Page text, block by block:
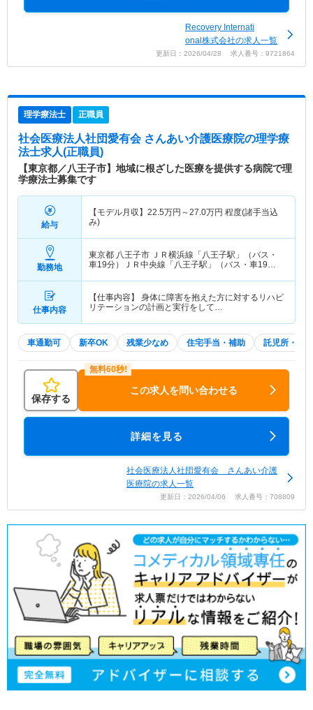
Recovery Internati
onal株式会社の求人一覧
更新日：2026/04/28 求人番号：9721864
理学療法士 正職員
社会医療法人社団愛有会 さんあい介護医療院の理学療
法士求人(正職員)
【東京都／八王子市】地域に根ざした医療を提供する病院で理
学療法士募集です
給与
【モデル月収】 22.5万円～27.0万円 程度(諸手当込
み)
勤務地
東京都 八王子市 ＪＲ横浜線「八王子駅」（バス・
車19分）ＪＲ中央線「八王子駅」（バス・車19
仕事内容
【仕事内容】 身体に障害を抱えた方に対するリハビ
リテーションの計画と実行をして…
車通勤可 新卒OK 残業少なめ 住宅手当・補助 託児所・育
保存する
この求人を問い合わせる
詳細を見る
社会医療法人社団愛有会 さんあい介護
医療院の求人一覧
更新日：2026/04/06 求人番号：708809